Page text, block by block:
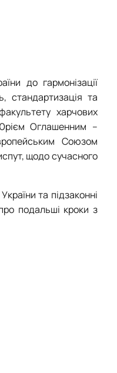
до гармонізації
стандартизація та
харчових
Оглашенним –
Союзом
щодо сучасного
та підзаконні
подальші кроки з